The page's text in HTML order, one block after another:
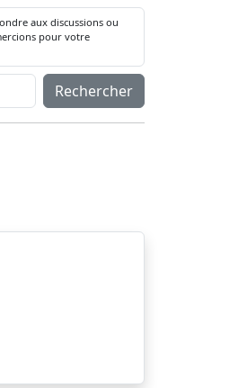
aux discussions ou
pour votre
Rechercher